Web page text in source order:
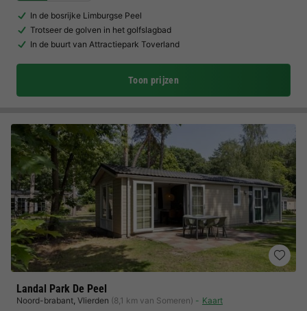
In de bosrijke Limburgse Peel
Trotseer de golven in het golfslagbad
In de buurt van Attractiepark Toverland
Toon prijzen
Landal Park De Peel
Noord-brabant, Vlierden (8,1 km van Someren) Kaart